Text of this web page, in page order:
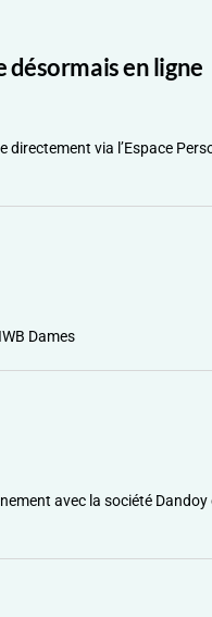
désormais en ligne
via l’Espace
Dames
avec la société